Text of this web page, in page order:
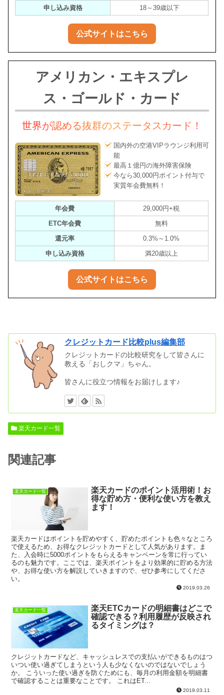
申し込み資格
18～39歳以下
公式サイトはこちら
アメリカン・エキスプレ
ス・ゴールド・カード
世界が認める抜群のステータスカード！
国内外の空港VIPラウンジ利用可
能
最高１億円の海外障害保険
今なら30,000円ポイント付与で
実質年会費無料！
年会費
29,000円+税
ETC年会費
無料
還元率
0.3%～1.0%
申し込み資格
満20歳以上
公式サイトはこちら
クレジットカード比較plus編集部
クレジットカードの比較研究をして皆さんに
教える「おしクマ」ちゃん。
皆さんに役立つ情報をお届けします♪
楽天カード一覧
関連記事
楽天カード一覧
楽天カードのポイント活用術！お
得な貯め方・便利な使い方を教え
ます！
楽天カードはポイントを貯めやすく、貯めたポイントも色々なところ
で使えるため、お得なクレジットカードとして人気があります。ま
た、入会時に5000ポイントをもらえるキャンペーンを常に行ってい
るのも魅力です。ここでは、楽天ポイントをより効果的に貯める方法
や、お得な使い方を解説していきますので、ぜひ参考にしてくださ
い。
2019.03.26
楽天カード一覧
楽天ETCカードの明細書はどこで
確認できる？利用履歴が反映され
るタイミングは？
クレジットカードなど、キャッシュレスでの支払いができるものはつ
いつい使い過ぎてしまうという人も少なくないのではないでしょう
か。 こういった使い過ぎを防ぐためにも、毎月の利用金額を明細書
で確認することは重要なことです。 これはET...
2019.03.11